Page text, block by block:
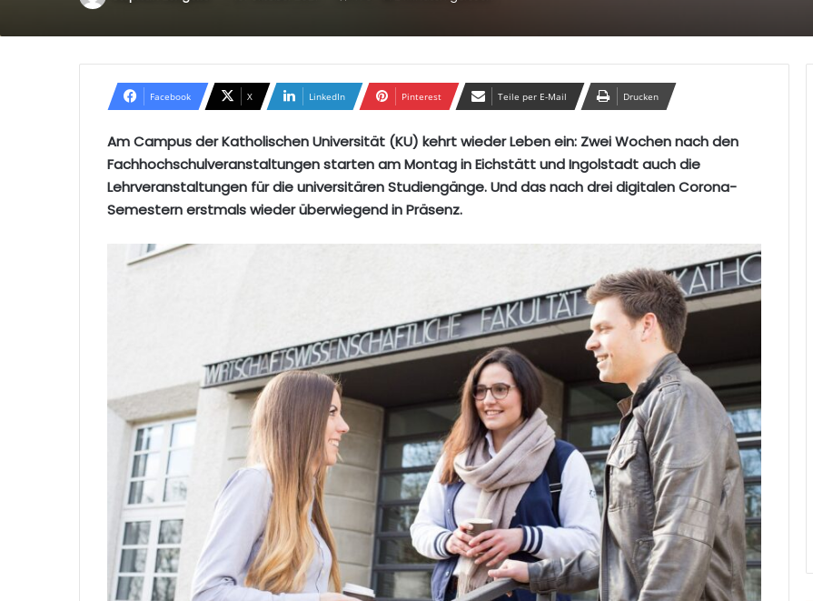
Facebook X LinkedIn Pinterest Teile per E-Mail Drucken
Am Campus der Katholischen Universität (KU) kehrt wieder Leben ein: Zwei Wochen nach den
Fachhochschulveranstaltungen starten am Montag in Eichstätt und Ingolstadt auch die
Lehrveranstaltungen für die universitären Studiengänge. Und das nach drei digitalen Corona-
Semestern erstmals wieder überwiegend in Präsenz.